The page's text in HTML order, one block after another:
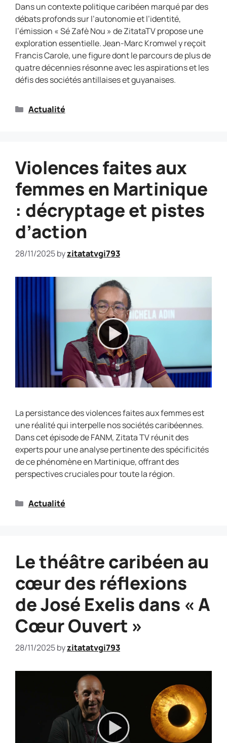
Dans un contexte politique caribéen marqué par des
débats profonds sur l’autonomie et l’identité,
l’émission « Sé Zafè Nou » de ZitataTV propose une
exploration essentielle. Jean-Marc Kromwel y reçoit
Francis Carole, une figure dont le parcours de plus de
quatre décennies résonne avec les aspirations et les
défis des sociétés antillaises et guyanaises.
Actualité
Violences faites aux
femmes en Martinique
: décryptage et pistes
d’action
28/11/2025byzitatatvgi793
La persistance des violences faites aux femmes est
une réalité qui interpelle nos sociétés caribéennes.
Dans cet épisode de FANM, Zitata TV réunit des
experts pour une analyse pertinente des spécificités
de ce phénomène en Martinique, offrant des
perspectives cruciales pour toute la région.
Actualité
Le théâtre caribéen au
cœur des réflexions
de José Exelis dans « A
Cœur Ouvert »
28/11/2025byzitatatvgi793